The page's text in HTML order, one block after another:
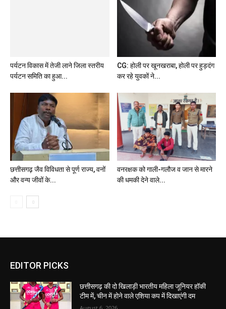
CG: होली पर खूनखराबा, होली पर हुड़दंग
कर रहे युवकों ने...
छत्तीसगढ़ जैव विविधता से पूर्ण राज्य, वनों
और वन्य जीवों के...
वनरक्षक को गाली-गलौज व जान से मारने
की धमकी देने वाले...
EDITOR PICKS
छत्तीसगढ़ की दो खिलाड़ी भारतीय महिला जूनियर हॉकी
टीम में, चीन में होने वाले एशिया कप में दिखाएंगी दम